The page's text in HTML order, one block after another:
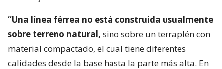
“Una línea férrea no está construida usualmente
sobre terreno natural, sino sobre un terraplén con
material compactado, el cual tiene diferentes
calidades desde la base hasta la parte más alta. En